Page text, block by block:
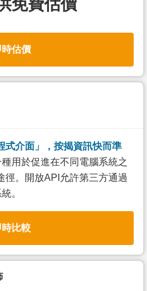
免費估價
時估價
式介面」，按揭資訊快而準
用於促進在不同電腦系統之
徑。開放API允許第三方通過
。
時比較